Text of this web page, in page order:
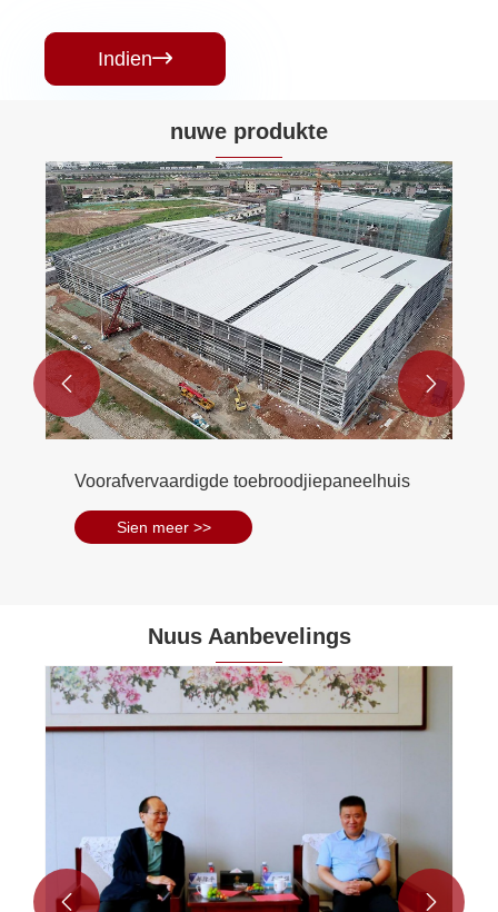
Indien
nuwe produkte
Voorafvervaardigde toebroodjiepaneelhuis
Sien meer >>
 
Nuus Aanbevelings
 